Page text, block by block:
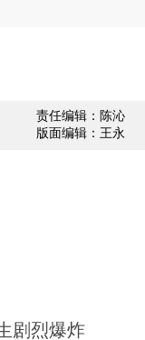
责任编辑：陈沁
版面编辑：王永
剧烈爆炸